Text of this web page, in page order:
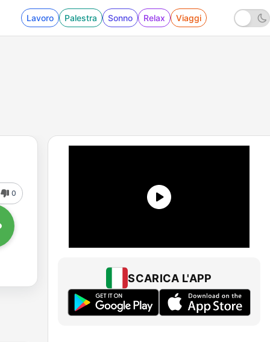
Lavoro Palestra Sonno Relax Viaggi
0
SCARICA L'APP